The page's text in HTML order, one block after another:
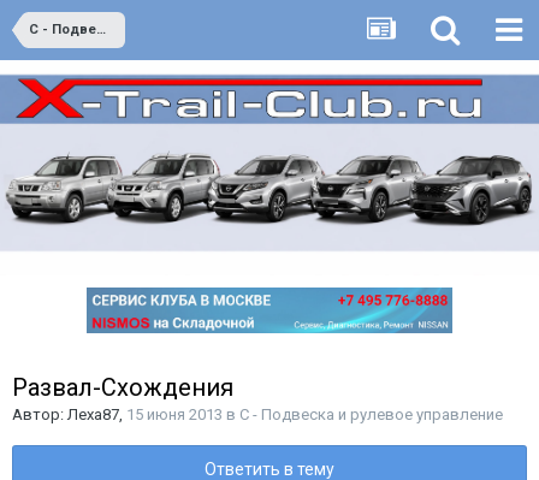
C - Подвеска и рулевое управление
Развал-Схождения
Автор: Леха87 15 июня 2013 в C - Подвеска и рулевое управление
Ответить в тему